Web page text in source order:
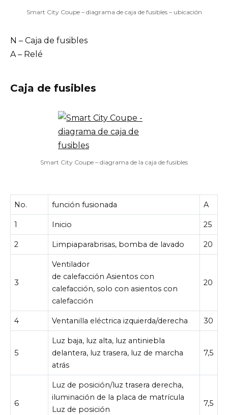
Smart City Coupe – diagrama de caja de fusibles – ubicación
N – Caja de fusibles
A – Relé
Caja de fusibles
Smart City Coupe – diagrama de la caja de fusibles
No. función fusionada A
1 Inicio 25
2 Limpiaparabrisas, bomba de lavado 20
3
Ventilador
de calefacción Asientos con
calefacción, solo con asientos con
calefacción
20
4 Ventanilla eléctrica izquierda/derecha 30
5
Luz baja, luz alta, luz antiniebla
delantera, luz trasera, luz de marcha
atrás
7,5
6
Luz de posición/luz trasera derecha,
iluminación de la placa de matrícula
Luz de posición
7,5